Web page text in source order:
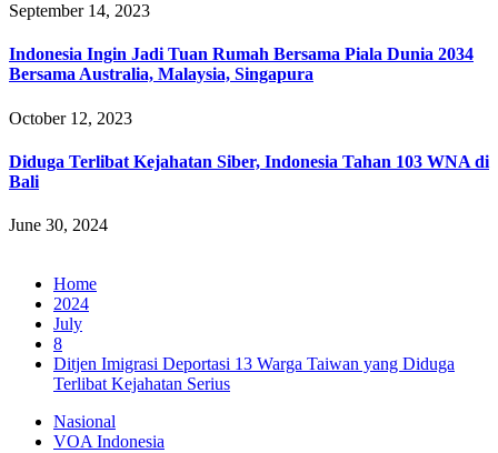
September 14, 2023
Indonesia Ingin Jadi Tuan Rumah Bersama Piala Dunia 2034
Bersama Australia, Malaysia, Singapura
October 12, 2023
Diduga Terlibat Kejahatan Siber, Indonesia Tahan 103 WNA di
Bali
June 30, 2024
Home
2024
July
8
Ditjen Imigrasi Deportasi 13 Warga Taiwan yang Diduga
Terlibat Kejahatan Serius
Nasional
VOA Indonesia